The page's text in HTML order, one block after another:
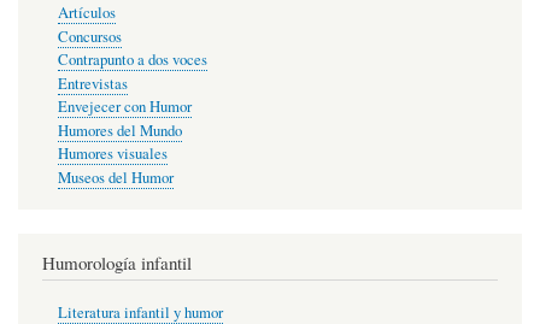
Artículos
Concursos
Contrapunto a dos voces
Entrevistas
Envejecer con Humor
Humores del Mundo
Humores visuales
Museos del Humor
Humorología infantil
Literatura infantil y humor